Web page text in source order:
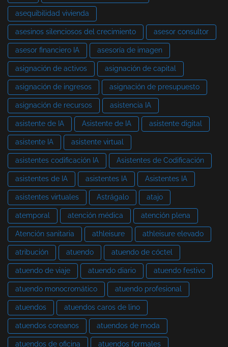
asequibilidad vivienda
asesinos silenciosos del crecimiento asesor consultor
asesor financiero IA asesoría de imagen
asignación de activos asignación de capital
asignación de ingresos asignación de presupuesto
asignación de recursos asistencia IA
asistente de IA Asistente de IA asistente digital
asistente IA asistente virtual
asistentes codificación IA Asistentes de Codificación
asistentes de IA asistentes IA Asistentes IA
asistentes virtuales Astrágalo atajo
atemporal atención médica atención plena
Atención sanitaria athleisure athleisure elevado
atribución atuendo atuendo de cóctel
atuendo de viaje atuendo diario atuendo festivo
atuendo monocromático atuendo profesional
atuendos atuendos caros de lino
atuendos coreanos atuendos de moda
atuendos de oficina atuendos formales